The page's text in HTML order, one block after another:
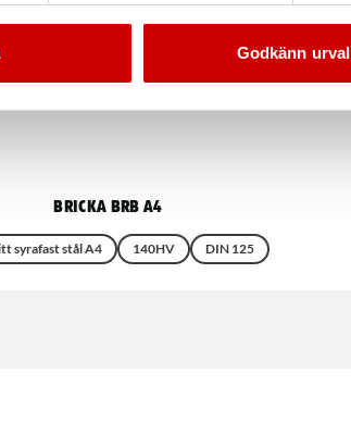
Godkänn urval
Bricka BRB A4
syrafast stål A4 140HV DIN 125